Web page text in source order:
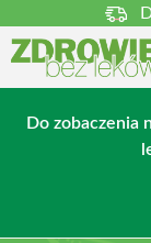
Do zobaczenia